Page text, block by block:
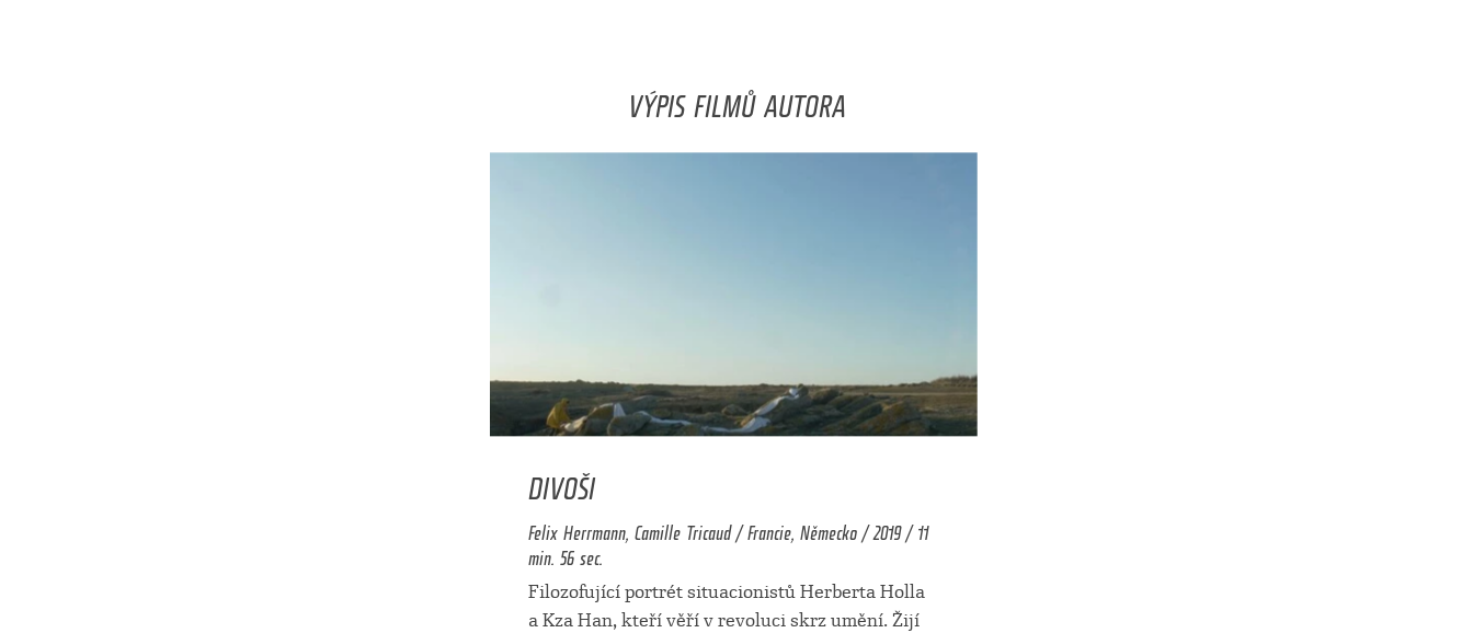
VÝPIS FILMŮ AUTORA
DIVOŠI
Felix Herrmann, Camille Tricaud / Francie, Německo / 2019 / 11
min. 56 sec.
Filozofující portrét situacionistů Herberta Holla
a Kza Han, kteří věří v revoluci skrz umění. Žijí